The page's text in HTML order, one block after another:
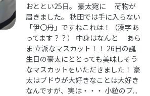
おととい25日。 豪太宛に 荷物が
届きました。 秋田では手に入らない
「伊〇丹」ですねこれは！（漢字あ
ってます？？） 中身はなんと あら
ま 立派なマスカット！！ 26日の誕
生日の豪太にととっても美味しそう
なマスカットをいただきました！ 豪
太はブドウが大好きなことは大好き
なんですが、実は・・・ 小粒のブ...